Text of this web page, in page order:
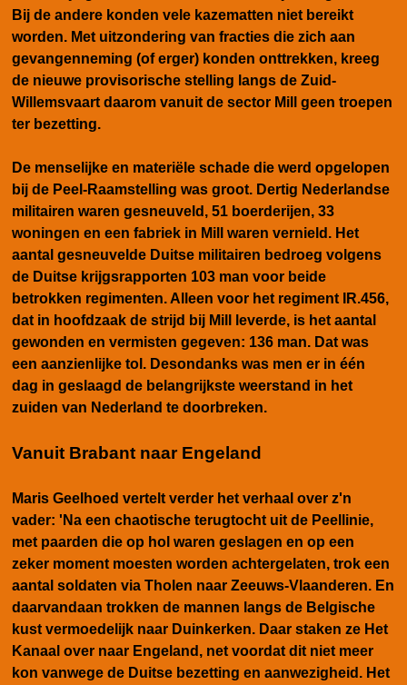
Bij de andere konden vele kazematten niet bereikt
worden. Met uitzondering van fracties die zich aan
gevangenneming (of erger) konden onttrekken, kreeg
de nieuwe provisorische stelling langs de Zuid-
Willemsvaart daarom vanuit de sector Mill geen troepen
ter bezetting.
De menselijke en materiële schade die werd opgelopen
bij de Peel-Raamstelling was groot. Dertig Nederlandse
militairen waren gesneuveld, 51 boerderijen, 33
woningen en een fabriek in Mill waren vernield. Het
aantal gesneuvelde Duitse militairen bedroeg volgens
de Duitse krijgsrapporten 103 man voor beide
betrokken regimenten. Alleen voor het regiment IR.456,
dat in hoofdzaak de strijd bij Mill leverde, is het aantal
gewonden en vermisten gegeven: 136 man. Dat was
een aanzienlijke tol. Desondanks was men er in één
dag in geslaagd de belangrijkste weerstand in het
zuiden van Nederland te doorbreken.
Vanuit Brabant naar Engeland
Maris Geelhoed vertelt verder het verhaal over z'n
vader: 'Na een chaotische terugtocht uit de Peellinie,
met paarden die op hol waren geslagen en op een
zeker moment moesten worden achtergelaten, trok een
aantal soldaten via Tholen naar Zeeuws-Vlaanderen. En
daarvandaan trokken de mannen langs de Belgische
kust vermoedelijk naar Duinkerken. Daar staken ze Het
Kanaal over naar Engeland, net voordat dit niet meer
kon vanwege de Duitse bezetting en aanwezigheid. Het